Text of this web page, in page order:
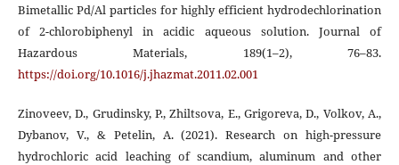
Bimetallic Pd/Al particles for highly efficient hydrodechlorination
of 2-chlorobiphenyl in acidic aqueous solution. Journal of
Hazardous Materials, 189(1–2), 76–83.
https://doi.org/10.1016/j.jhazmat.2011.02.001
Zinoveev, D., Grudinsky, P., Zhiltsova, E., Grigoreva, D., Volkov, A.,
Dybanov, V., & Petelin, A. (2021). Research on high-pressure
hydrochloric acid leaching of scandium, aluminum and other